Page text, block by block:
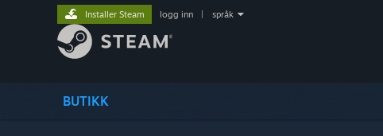
BUTIKK
Installer Steam logg inn språk